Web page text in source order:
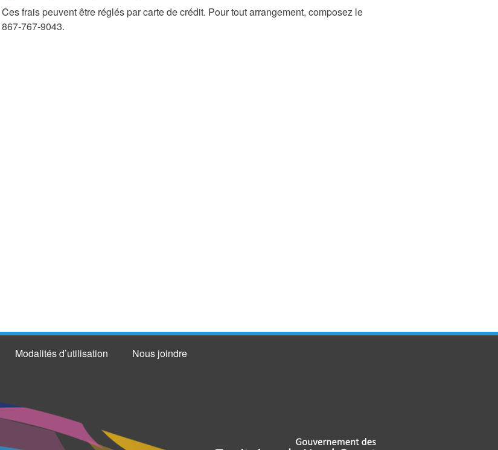
Ces frais peuvent être réglés par carte de crédit. Pour tout arrangement, composez le
867-767-9043.
Modalités d’utilisation Nous joindre